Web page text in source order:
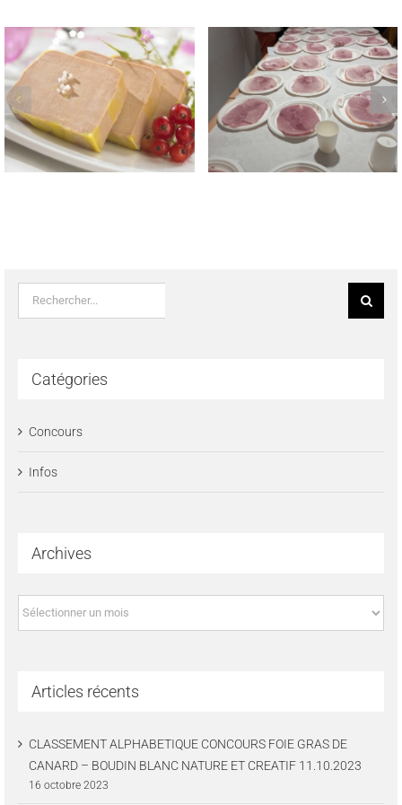
TROPHEE NATIONAL
MEILLEUR JAMBON CUIT
MAISON 2023
REMISE DES PRIX AUX
LAUREATS DES CONCOURS
REGIONAUX FROMAGE DE
TETE & SAUCISSON A L’AIL
FUME LE 22 MAI 2023
Rechercher:
Catégories
Concours
Infos
Archives
Archives
Articles récents
CLASSEMENT ALPHABETIQUE CONCOURS FOIE GRAS DE
CANARD – BOUDIN BLANC NATURE ET CREATIF 11.10.2023
16 octobre 2023